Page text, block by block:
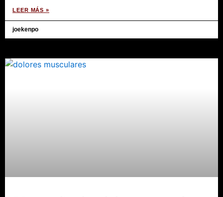
LEER MÁS »
joekenpo